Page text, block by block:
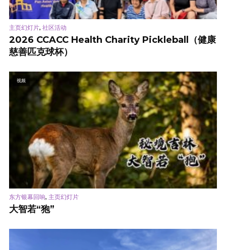
主页幻灯片, 社区活动
2026 CCACC Health Charity Pickleball（健康
慈善匹克球杯）
视频
东方银幕回响, 主页幻灯片
大智若“狍”